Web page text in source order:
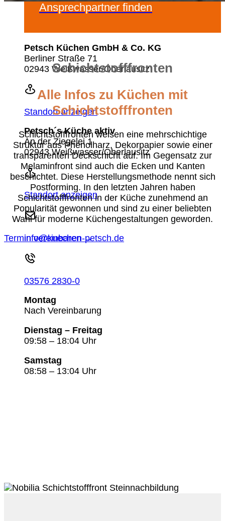
Ansprechpartner finden
Petsch Küchen GmbH & Co. KG
Berliner Straße 71
02943 Weißwasser/Oberlausitz
Standort anzeigen
Petsch´s Küche aktiv
An der Ziegelei 1
02943 Weißwasser/Oberlausitz
Standort anzeigen
info@kuechen-petsch.de
03576 2830-0
Montag
Nach Vereinbarung
Dienstag – Freitag
09:58 – 18:04 Uhr
Samstag
08:58 – 13:04 Uhr
Schichtstofffronten
Alle Infos zu Küchen mit
Schichtstofffronten
Schichtstofffronten weisen eine mehrschichtige
Struktur aus Phenolharz, Dekorpapier sowie einer
transparenten Deckschicht auf. Im Gegensatz zur
Melaminfront sind auch die Ecken und Kanten
beschichtet. Diese Herstellungsmethode nennt sich
Postforming. In den letzten Jahren haben
Schichtstofffronten in der Küche zunehmend an
Popularität gewonnen und sind zu einer beliebten
Wahl für moderne Küchengestaltungen geworden.
Termin vereinbaren →